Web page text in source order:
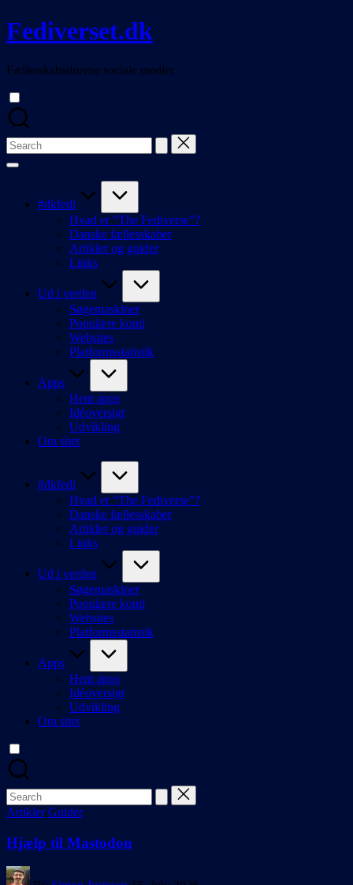
Skip
to
Fediverset.dk
Fællesskabsdrevne sociale medier
Search
for:
#dkfedi
Hvad er “The Fediverse”?
Danske fællesskaber
Artikler og guider
Links
Ud i verden
Søgemaskiner
Populære konti
Websites
Platformsstatistik
Apps
Hent apps
Idéoversigt
Udvikling
Om sitet
#dkfedi
Hvad er “The Fediverse”?
Danske fællesskaber
Artikler og guider
Links
Ud i verden
Søgemaskiner
Populære konti
Websites
Platformsstatistik
Apps
Hent apps
Idéoversigt
Udvikling
Om sitet
Search
for:
Posted
Artikler Guider
Hjælp til Mastodon
Posted